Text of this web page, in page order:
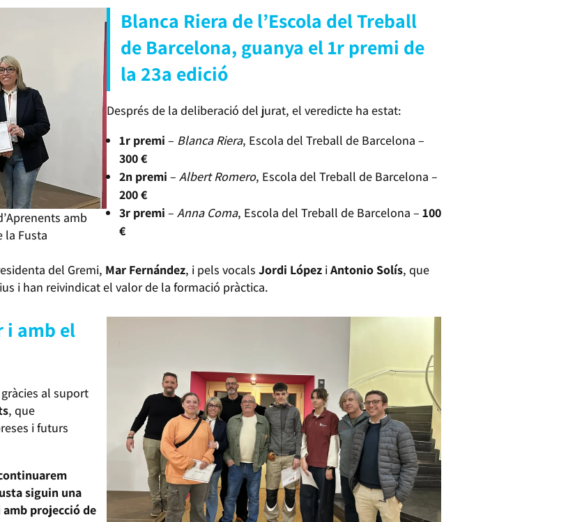
amb
la Fusta
Blanca Riera de l’Escola del Treball
de Barcelona, guanya el 1r premi de
la 23a edició
Després de la deliberació del jurat, el veredicte ha estat:
1r premi – Blanca Riera, Escola del Treball de Barcelona –
300 €
2n premi – Albert Romero, Escola del Treball de Barcelona –
200 €
3r premi – Anna Coma, Escola del Treball de Barcelona – 100
€
del Gremi, Mar Fernández, i pels vocals Jordi López iAntonio Solís, que
i han reivindicat el valor de la formació pràctica.
i amb el
al suport
, que
i futurs
siguin una
projecció de